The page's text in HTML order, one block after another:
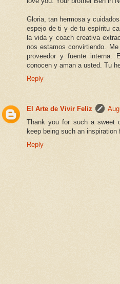
Gloria, tan hermosa y
espejo de ti y de tu espíritu
la vida y coach creativa
nos estamos convirtiendo.
proveedor y fuente interna.
conocen y aman a usted. Tu
Reply
El Arte de Vivir Feliz
Thank you for such a sweet
keep being such an
Reply